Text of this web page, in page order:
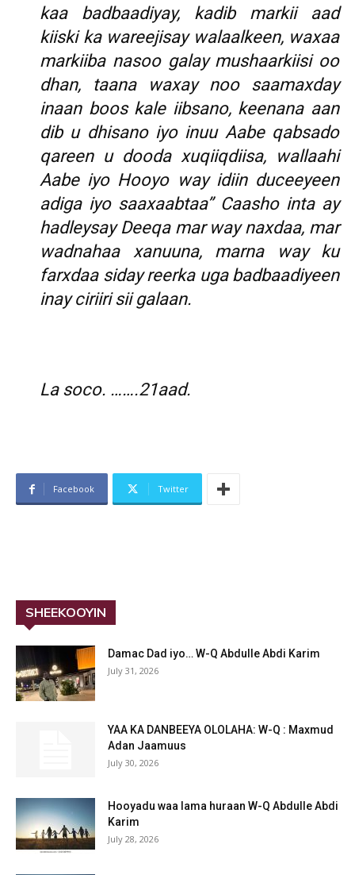
kaa badbaadiyay, kadib markii aad
kiiski ka wareejisay walaalkeen, waxaa
markiiba nasoo galay mushaarkiisi oo
dhan, taana waxay noo saamaxday
inaan boos kale iibsano, keenana aan
dib u dhisano iyo inuu Aabe qabsado
qareen u dooda xuqiiqdiisa, wallaahi
Aabe iyo Hooyo way idiin duceeyeen
adiga iyo saaxaabtaa” Caasho inta ay
hadleysay Deeqa mar way naxdaa, mar
wadnahaa xanuuna, marna way ku
farxdaa siday reerka uga badbaadiyeen
inay ciriiri sii galaan.
La soco. …….21aad.
Facebook Twitter
SHEEKOOYIN
Damac Dad iyo… W-Q Abdulle Abdi Karim
July 31, 2026
YAA KA DANBEEYA OLOLAHA: W-Q : Maxmud
Adan Jaamuus
July 30, 2026
Hooyadu waa lama huraan W-Q Abdulle Abdi
Karim
July 28, 2026